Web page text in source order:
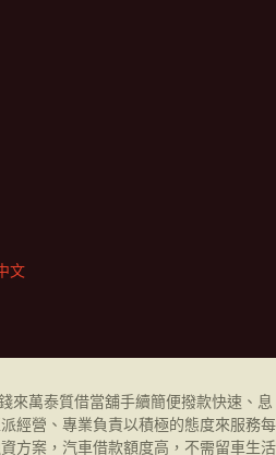
文
來萬泰質借當舖手續簡便撥款快速、息
經營、專業負責以積極的態度來服務每
方案，汽車借款額度高，不需留車生活